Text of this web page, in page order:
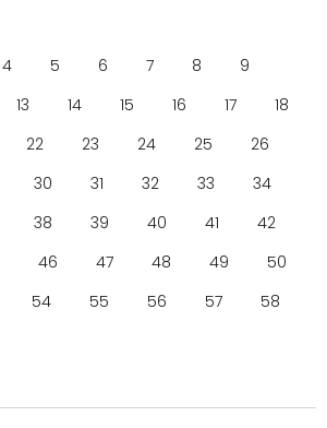
4 5 6 7 8
9
13 14 15 16 17
18
22 23 24 25
26
30 31 32 33
34
38 39 40 41
42
46 47 48 49
50
54 55 56 57 58